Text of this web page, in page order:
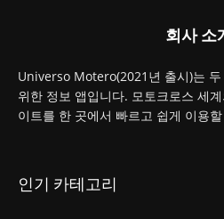
회사 소
Universo Motero(2021년 출시)는
위한 정보 앱입니다. 모토크로스 세
이트를 한 곳에서 빠르고 쉽게 이용
인기 카테고리